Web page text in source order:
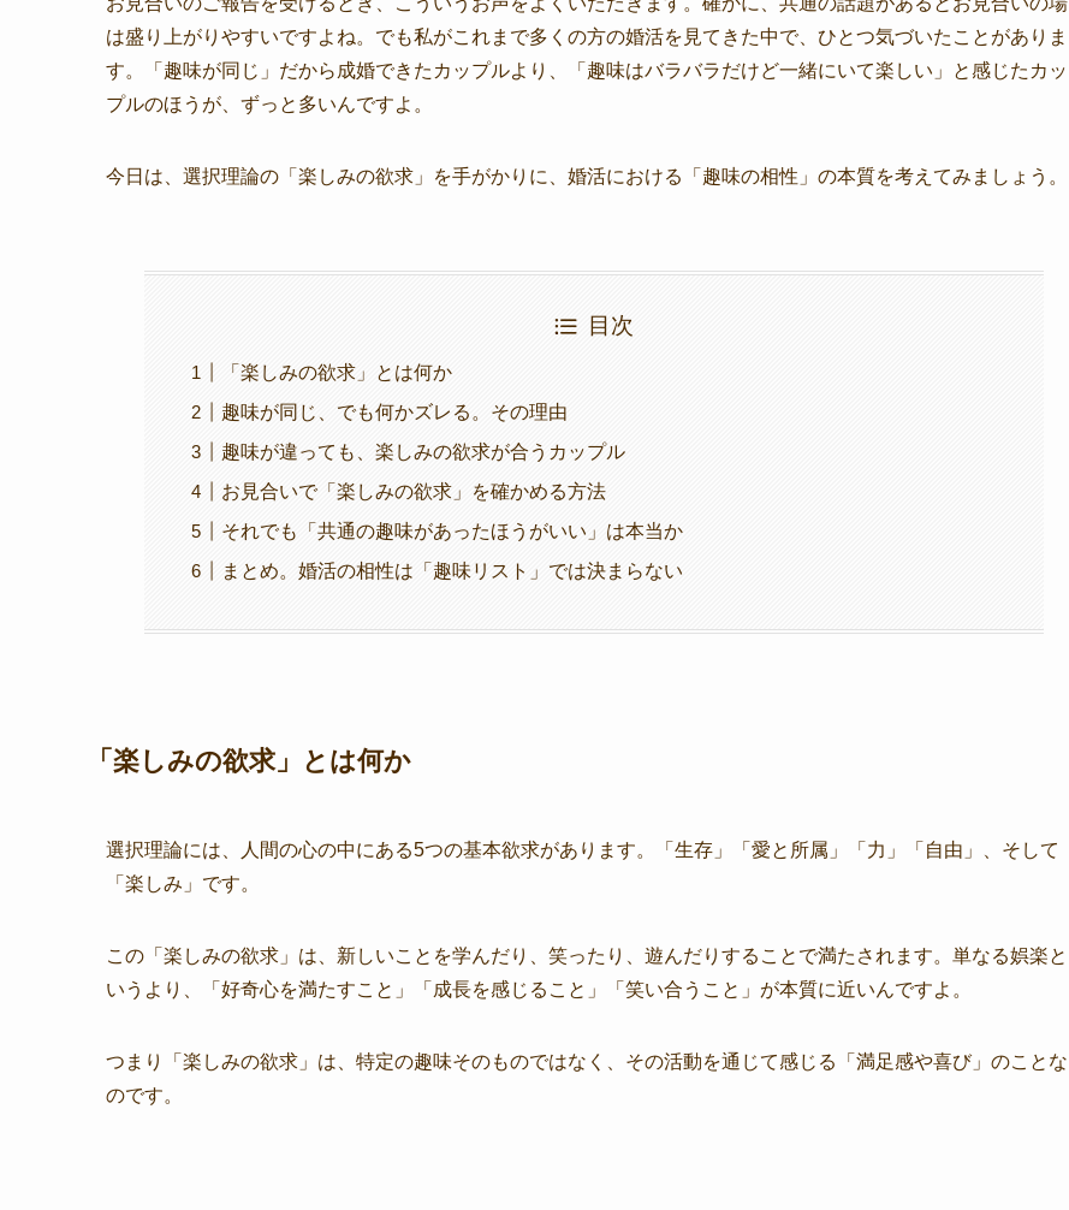
は盛り上がりやすいですよね。でも私がこれまで多くの方の婚活を見てきた中で、ひとつ気づいたことがありま
す。「趣味が同じ」だから成婚できたカップルより、「趣味はバラバラだけど一緒にいて楽しい」と感じたカッ
プルのほうが、ずっと多いんですよ。
今日は、選択理論の「楽しみの欲求」を手がかりに、婚活における「趣味の相性」の本質を考えてみましょう。
目次
「楽しみの欲求」とは何か
趣味が同じ、でも何かズレる。その理由
趣味が違っても、楽しみの欲求が合うカップル
お見合いで「楽しみの欲求」を確かめる方法
それでも「共通の趣味があったほうがいい」は本当か
まとめ。婚活の相性は「趣味リスト」では決まらない
「楽しみの欲求」とは何か
選択理論には、人間の心の中にある5つの基本欲求があります。「生存」「愛と所属」「力」「自由」、そして
「楽しみ」です。
この「楽しみの欲求」は、新しいことを学んだり、笑ったり、遊んだりすることで満たされます。単なる娯楽と
いうより、「好奇心を満たすこと」「成長を感じること」「笑い合うこと」が本質に近いんですよ。
つまり「楽しみの欲求」は、特定の趣味そのものではなく、その活動を通じて感じる「満足感や喜び」のことな
のです。